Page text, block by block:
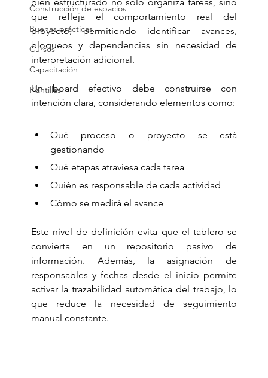
Construcción de espacios
Buenas prácticas
Cursos
Capacitación
Plantillas
que refleja el comportamiento real del
proyecto, permitiendo identificar avances,
bloqueos y dependencias sin necesidad de
interpretación adicional.
Un board efectivo debe construirse con
intención clara, considerando elementos como:
Qué proceso o proyecto se está
gestionando
Qué etapas atraviesa cada tarea
Quién es responsable de cada actividad
Cómo se medirá el avance
Este nivel de definición evita que el tablero se
convierta en un repositorio pasivo de
información. Además, la asignación de
responsables y fechas desde el inicio permite
activar la trazabilidad automática del trabajo, lo
que reduce la necesidad de seguimiento
manual constante.